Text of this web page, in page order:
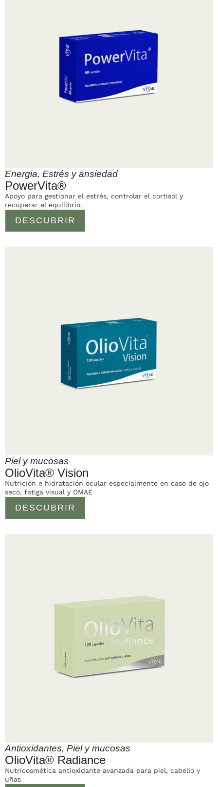
Energia, Estrés y ansiedad
PowerVita®
DESCUBRIR
Apoyo para gestionar el estrés, controlar el cortisol y
recuperar el equilibrio.
Piel y mucosas
OlioVita® Vision
DESCUBRIR
Nutrición e hidratación ocular especialmente en caso de ojo
seco, fatiga visual y DMAE
Antioxidantes, Piel y mucosas
OlioVita® Radiance
Nutricosmética antioxidante avanzada para piel, cabello y
uñas